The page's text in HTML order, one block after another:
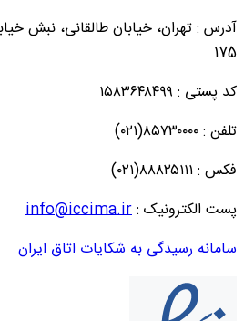
آدرس : تهران، خیابان طالقانی، نبش
175
کد پستی : ۱۵۸۳۶۴۸۴۹۹
تلفن : ۸۵۷۳۰۰۰۰(۰۲۱)
فکس : ۸۸۸۲۵۱۱۱(۰۲۱)
پست الکترونیک :info@iccima.ir
سامانه رسیدگی به شکایات اتاق ایران